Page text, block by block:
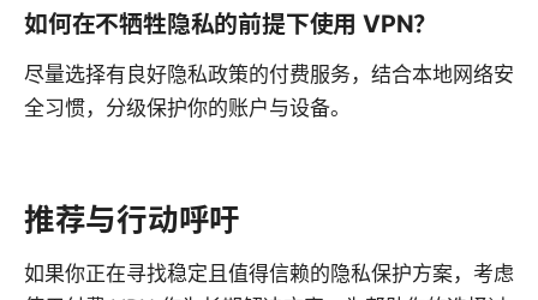
如何在不牺牲隐私的前提下使用 VPN？
尽量选择有良好隐私政策的付费服务，结合本地网络安
全习惯，分级保护你的账户与设备。
推荐与行动呼吁
如果你正在寻找稳定且值得信赖的隐私保护方案，考虑